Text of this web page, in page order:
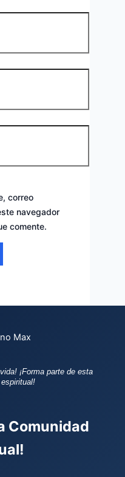
correo
navegador
comente.
¡Forma parte de esta
Comunidad